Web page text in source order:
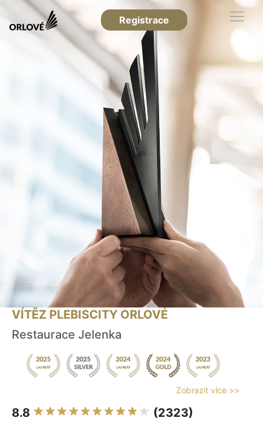
Registrace
VÍTĚZ PLEBISCITY ORLOVÉ
Restaurace Jelenka
Zobrazit více >>
8.8 (2323)